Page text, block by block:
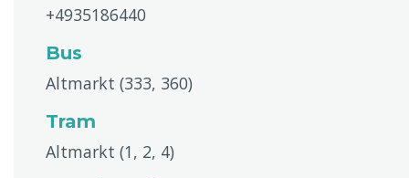
+4935186440
Bus
Altmarkt (333, 360)
Tram
Altmarkt (1, 2, 4)